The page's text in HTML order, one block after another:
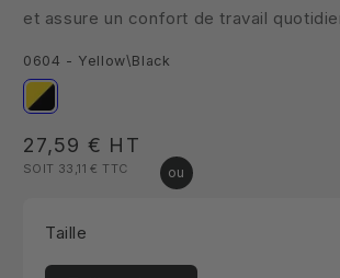
et assure un confort de travail
0604 - Yellow\Black
Prix
habituel
27,59 € HT
SOIT 33,11 €TTC
Taille